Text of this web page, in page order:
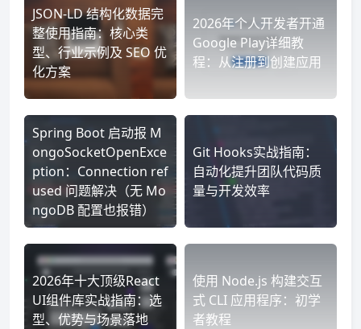
JSON-LD 结构化数据完
整使用指南：核心类
型、行业示例及 SEO 优
化方案
2026年个人开发者开通
Google Play详细教
程：从注册到创建应用
Spring Boot 启动报 M
ongoSocketOpenExce
ption：Connection ref
used 问题解决（无 Mo
ngoDB 配置也报错）
Git Hooks实战指南：
自动化提升团队代码质
量与开发效率
2026年十大顶级React
UI组件库实战指南：选
型、优势与场景落地
使用 Node.js 构建交互
式 CLI 应用程序：初学
者教程